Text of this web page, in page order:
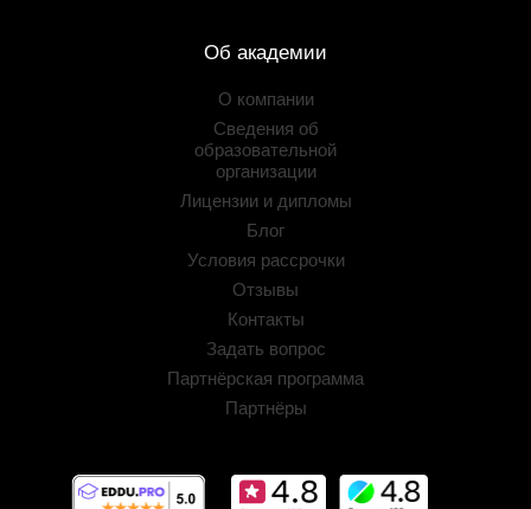
Об академии
О компании
Сведения об
образовательной
организации
Лицензии и дипломы
Блог
Условия рассрочки
Отзывы
Контакты
Задать вопрос
Партнёрская программа
Партнёры